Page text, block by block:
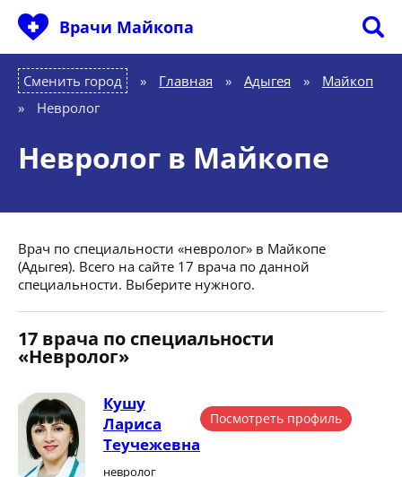
Врачи Майкопа
Сменить город Главная » Адыгея »
Майкоп
»
Невролог
Невролог в Майкопе
Врач по специальности «невролог» в Майкопе
(Адыгея). Всего на сайте 17 врача по данной
специальности. Выберите нужного.
17 врача по специальности
«Невролог»
Кушу
Лариса
Теучежевна
невролог
Посмотреть профиль